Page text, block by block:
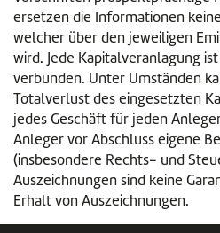
ersetzen die Informationen
welcher über den jeweiligen
wird. Jede Kapitalveranlagung
verbunden. Unter Umständen
Totalverlust des eingesetzten
jedes Geschäft für jeden
Anleger vor Abschluss eigene
(insbesondere Rechts- und
Auszeichnungen sind keine
Erhalt von Auszeichnungen.